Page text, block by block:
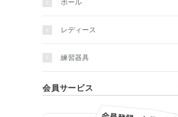
ボール
レディース
練習器具
会員サービス